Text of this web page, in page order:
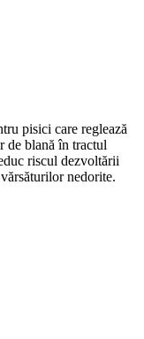
pisici care reglează
de blană în tractul
riscul dezvoltării
nedorite.